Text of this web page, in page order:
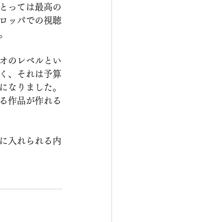
っては最高の
ッパでの視聴
のレベルとい
、それは予算
なりました。
作品が作れる
入れられる内